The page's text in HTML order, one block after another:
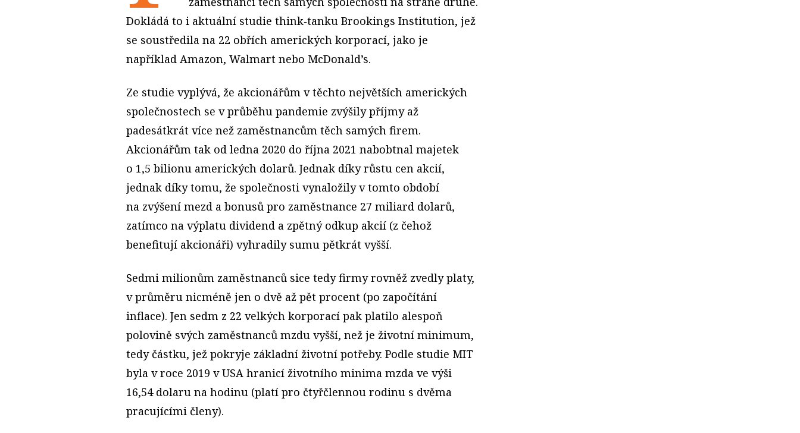
Dokládá to i aktuální studie think‑tanku Brookings Institution, jež
se soustředila na 22 obřích amerických korporací, jako je
například Amazon, Walmart nebo McDonald’s.
Ze studie vyplývá, že akcionářům v těchto největších amerických
společnostech se v průběhu pandemie zvýšily příjmy až
padesátkrát více než zaměstnancům těch samých firem.
Akcionářům tak od ledna 2020 do října 2021 nabobtnal majetek
o 1,5 bilionu amerických dolarů. Jednak díky růstu cen akcií,
jednak díky tomu, že společnosti vynaložily v tomto období
na zvýšení mezd a bonusů pro zaměstnance 27 miliard dolarů,
zatímco na výplatu dividend a zpětný odkup akcií (z čehož
benefitují akcionáři) vyhradily sumu pětkrát vyšší.
Sedmi milionům zaměstnanců sice tedy firmy rovněž zvedly platy,
v průměru nicméně jen o dvě až pět procent (po započítání
inflace). Jen sedm z 22 velkých korporací pak platilo alespoň
polovině svých zaměstnanců mzdu vyšší, než je životní minimum,
tedy částku, jež pokryje základní životní potřeby. Podle studie MIT
byla v roce 2019 v USA hranicí životního minima mzda ve výši
16,54 dolaru na hodinu (platí pro čtyřčlennou rodinu s dvěma
pracujícími členy).